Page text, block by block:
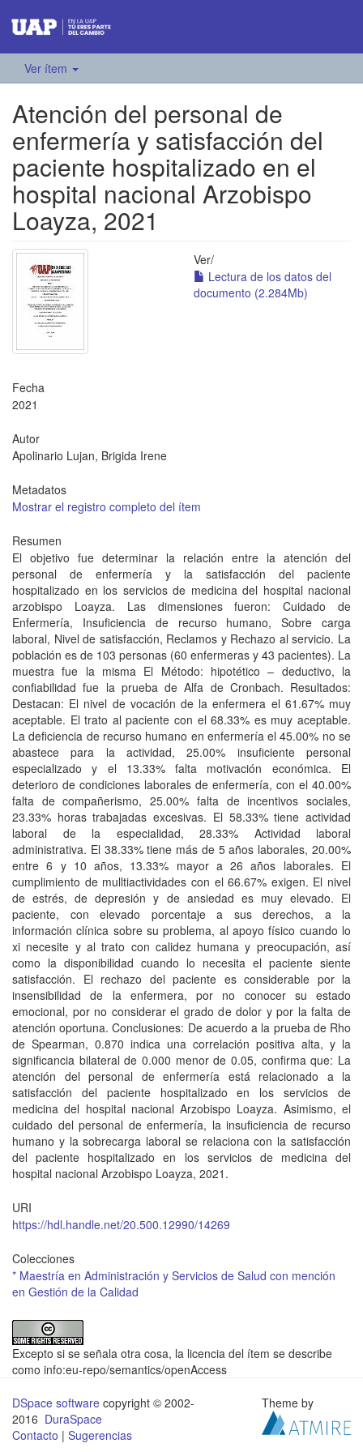
Ver ítem
Atención del personal de
enfermería y satisfacción del
paciente hospitalizado en el
hospital nacional Arzobispo
Loayza, 2021
Ver/
Lectura de los datos del
documento (2.284Mb)
Fecha
2021
Autor
Apolinario Lujan, Brigida Irene
Metadatos
Mostrar el registro completo del ítem
Resumen
El objetivo fue determinar la relación entre la atención del
personal de enfermería y la satisfacción del paciente
hospitalizado en los servicios de medicina del hospital nacional
arzobispo Loayza. Las dimensiones fueron: Cuidado de
Enfermería, Insuficiencia de recurso humano, Sobre carga
laboral, Nivel de satisfacción, Reclamos y Rechazo al servicio. La
población es de 103 personas (60 enfermeras y 43 pacientes). La
muestra fue la misma El Método: hipotético – deductivo, la
confiabilidad fue la prueba de Alfa de Cronbach. Resultados:
Destacan: El nivel de vocación de la enfermera el 61.67% muy
aceptable. El trato al paciente con el 68.33% es muy aceptable.
La deficiencia de recurso humano en enfermería el 45.00% no se
abastece para la actividad, 25.00% insuficiente personal
especializado y el 13.33% falta motivación económica. El
deterioro de condiciones laborales de enfermería, con el 40.00%
falta de compañerismo, 25.00% falta de incentivos sociales,
23.33% horas trabajadas excesivas. El 58.33% tiene actividad
laboral de la especialidad, 28.33% Actividad laboral
administrativa. El 38.33% tiene más de 5 años laborales, 20.00%
entre 6 y 10 años, 13.33% mayor a 26 años laborales. El
cumplimiento de mulltiactividades con el 66.67% exigen. El nivel
de estrés, de depresión y de ansiedad es muy elevado. El
paciente, con elevado porcentaje a sus derechos, a la
información clínica sobre su problema, al apoyo físico cuando lo
xi necesite y al trato con calidez humana y preocupación, así
como la disponibilidad cuando lo necesita el paciente siente
satisfacción. El rechazo del paciente es considerable por la
insensibilidad de la enfermera, por no conocer su estado
emocional, por no considerar el grado de dolor y por la falta de
atención oportuna. Conclusiones: De acuerdo a la prueba de Rho
de Spearman, 0.870 indica una correlación positiva alta, y la
significancia bilateral de 0.000 menor de 0.05, confirma que: La
atención del personal de enfermería está relacionado a la
satisfacción del paciente hospitalizado en los servicios de
medicina del hospital nacional Arzobispo Loayza. Asimismo, el
cuidado del personal de enfermería, la insuficiencia de recurso
humano y la sobrecarga laboral se relaciona con la satisfacción
del paciente hospitalizado en los servicios de medicina del
hospital nacional Arzobispo Loayza, 2021.
URI
https://hdl.handle.net/20.500.12990/14269
Colecciones
* Maestría en Administración y Servicios de Salud con mención
en Gestión de la Calidad
Excepto si se señala otra cosa, la licencia del ítem se describe
como info:eu-repo/semantics/openAccess
DSpace software copyright © 2002-
2016 DuraSpace
Contacto | Sugerencias
Theme by